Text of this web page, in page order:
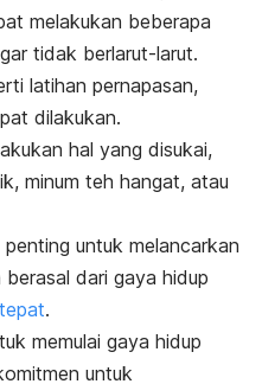
melakukan beberapa
tidak berlarut-larut.
latihan pernapasan,
dilakukan.
hal yang disukai,
minum teh hangat, atau
untuk melancarkan
dari gaya hidup
.
memulai gaya hidup
untuk